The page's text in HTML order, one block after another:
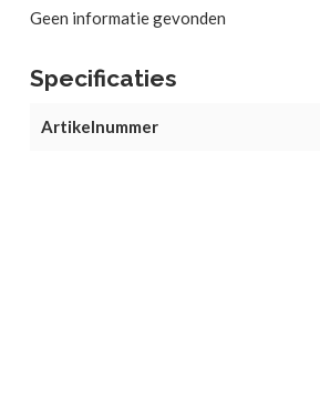
Geen informatie gevonden
Specificaties
Artikelnummer